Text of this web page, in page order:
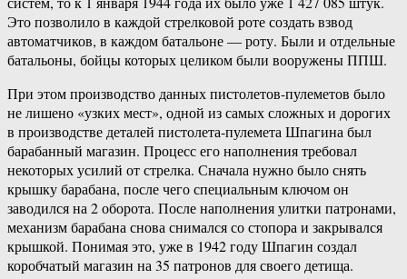
Это позволило в каждой стрелковой роте создать взвод
автоматчиков, в каждом батальоне — роту. Были и отдельные
батальоны, бойцы которых целиком были вооружены ППШ.
При этом производство данных пистолетов-пулеметов было
не лишено «узких мест», одной из самых сложных и дорогих
в производстве деталей пистолета-пулемета Шпагина был
барабанный магазин. Процесс его наполнения требовал
некоторых усилий от стрелка. Сначала нужно было снять
крышку барабана, после чего специальным ключом он
заводился на 2 оборота. После наполнения улитки патронами,
механизм барабана снова снимался со стопора и закрывался
крышкой. Понимая это, уже в 1942 году Шпагин создал
коробчатый магазин на 35 патронов для своего детища.